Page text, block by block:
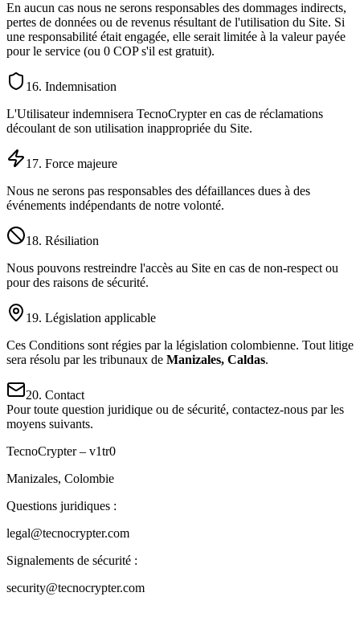
En aucun cas nous ne serons responsables des dommages indirects,
pertes de données ou de revenus résultant de l'utilisation du Site. Si
une responsabilité était engagée, elle serait limitée à la valeur payée
pour le service (ou 0 COP s'il est gratuit).
16. Indemnisation
L'Utilisateur indemnisera TecnoCrypter en cas de réclamations
découlant de son utilisation inappropriée du Site.
17. Force majeure
Nous ne serons pas responsables des défaillances dues à des
événements indépendants de notre volonté.
18. Résiliation
Nous pouvons restreindre l'accès au Site en cas de non-respect ou
pour des raisons de sécurité.
19. Législation applicable
Ces Conditions sont régies par la législation colombienne. Tout litige
sera résolu par les tribunaux de Manizales, Caldas.
20. Contact
Pour toute question juridique ou de sécurité, contactez-nous par les
moyens suivants.
TecnoCrypter – v1tr0
Manizales, Colombie
Questions juridiques :
legal@tecnocrypter.com
Signalements de sécurité :
security@tecnocrypter.com